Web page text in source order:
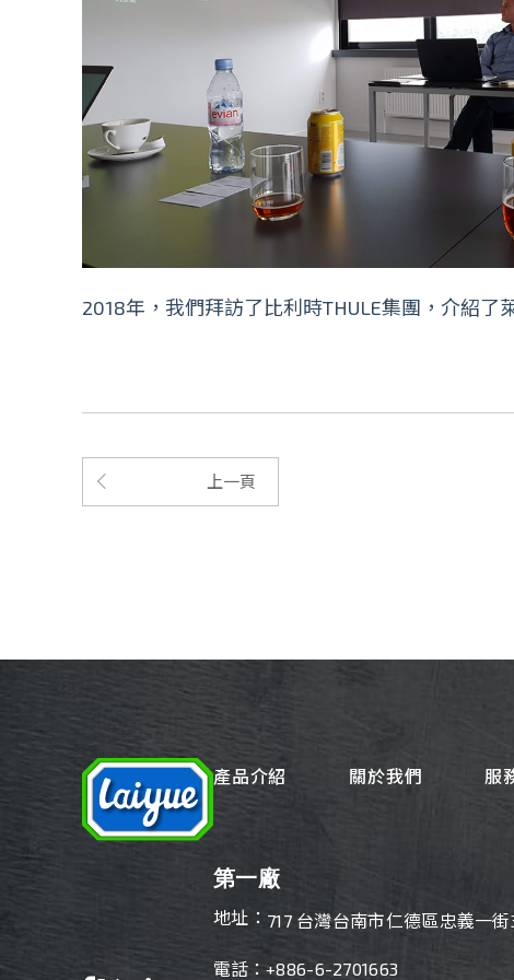
2018年，我們拜訪了比利時THULE集團，介紹
上一頁
產品介紹 關於我們 服
第一廠
地址： 717 台灣台南市仁德區忠義一街
電話： +886-6-2701663